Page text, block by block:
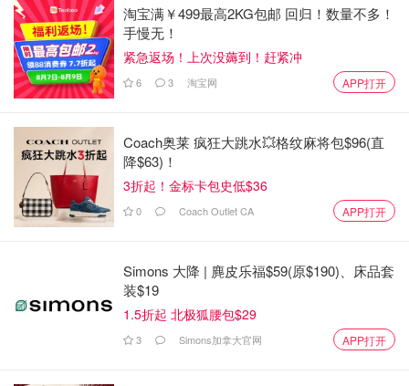
淘宝满￥499最高2KG包邮 回归！数量不多！
手慢无！
紧急返场！上次没薅到！赶紧冲
6 3 淘宝网 APP打开
Coach奥莱 疯狂大跳水💥格纹麻将包$96(直
降$63)！
3折起！金标卡包史低$36
0 Coach Outlet CA APP打开
Simons 大降 | 麂皮乐福$59(原$190)、床品套
装$19
1.5折起 北极狐腰包$29
3 Simons加拿大官网 APP打开